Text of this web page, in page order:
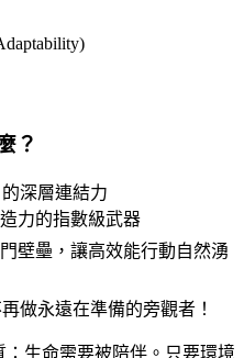
？
深層連結力
力的指數級武器
壁壘，讓高效能行動自然湧
做永遠在準備的旁觀者！
生命需要被陪伴。只要環境